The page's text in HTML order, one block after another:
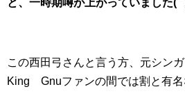
この西田弓さんと言う方、元シン
King Gnuファンの間では割と有名